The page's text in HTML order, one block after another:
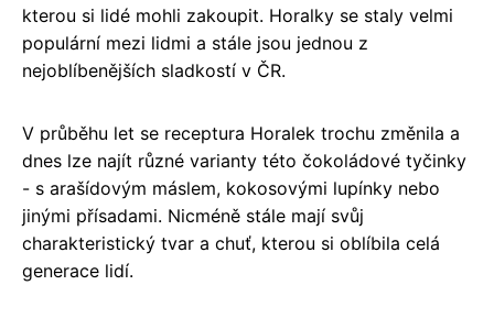
kterou si lidé mohli zakoupit. Horalky se staly velmi
populární mezi lidmi a stále jsou jednou z
nejoblíbenějších sladkostí v ČR.
V průběhu let se receptura Horalek trochu změnila a
dnes lze najít různé varianty této čokoládové tyčinky
- s arašídovým máslem, kokosovými lupínky nebo
jinými přísadami. Nicméně stále mají svůj
charakteristický tvar a chuť, kterou si oblíbila celá
generace lidí.